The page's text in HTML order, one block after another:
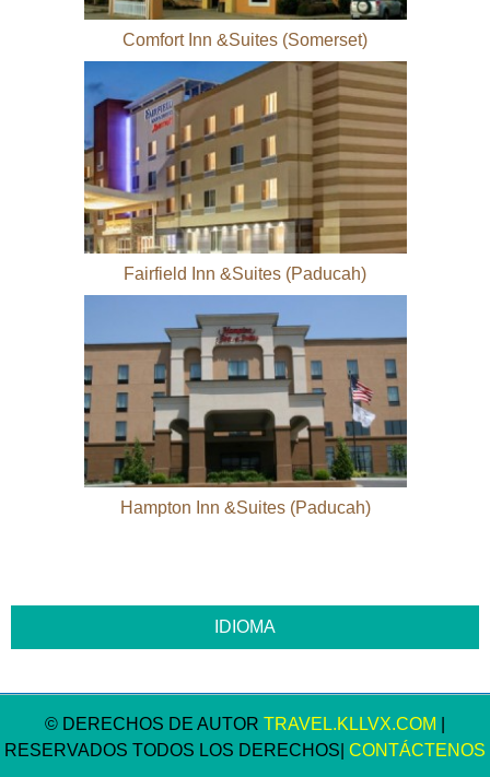
Comfort Inn &Suites (Somerset)
Fairfield Inn &Suites (Paducah)
Hampton Inn &Suites (Paducah)
© DERECHOS DE AUTOR TRAVEL.KLLVX.COM
RESERVADOS TODOS LOS DERECHOS| CONTÁCTENOS